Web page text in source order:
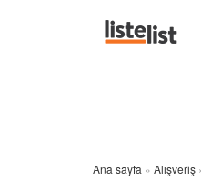
Ana sayfa » Alışveriş